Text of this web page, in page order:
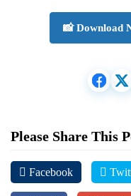
📸 Download
Please Share This
Facebook